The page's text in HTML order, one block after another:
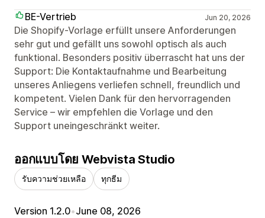
BE-Vertrieb
Jun 20, 2026
Die Shopify-Vorlage erfüllt unsere Anforderungen
sehr gut und gefällt uns sowohl optisch als auch
funktional. Besonders positiv überrascht hat uns der
Support: Die Kontaktaufnahme und Bearbeitung
unseres Anliegens verliefen schnell, freundlich und
kompetent. Vielen Dank für den hervorragenden
Service – wir empfehlen die Vorlage und den
Support uneingeschränkt weiter.
ออกแบบโดย Webvista Studio
รับความช่วยเหลือ ทุกธีม
Version 1.2.0•June 08, 2026